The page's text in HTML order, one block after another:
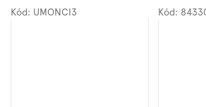
Kód: UMONCI3 Kód: